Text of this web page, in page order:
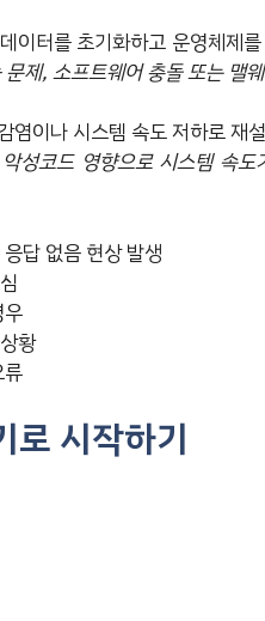
이터를 초기화하고 운영체제
제, 소프트웨어 충돌 또는 맬
염이나 시스템 속도 저하로 재
성코드 영향으로 시스템 속
답 없음 현상 발생
황
로 시작하기